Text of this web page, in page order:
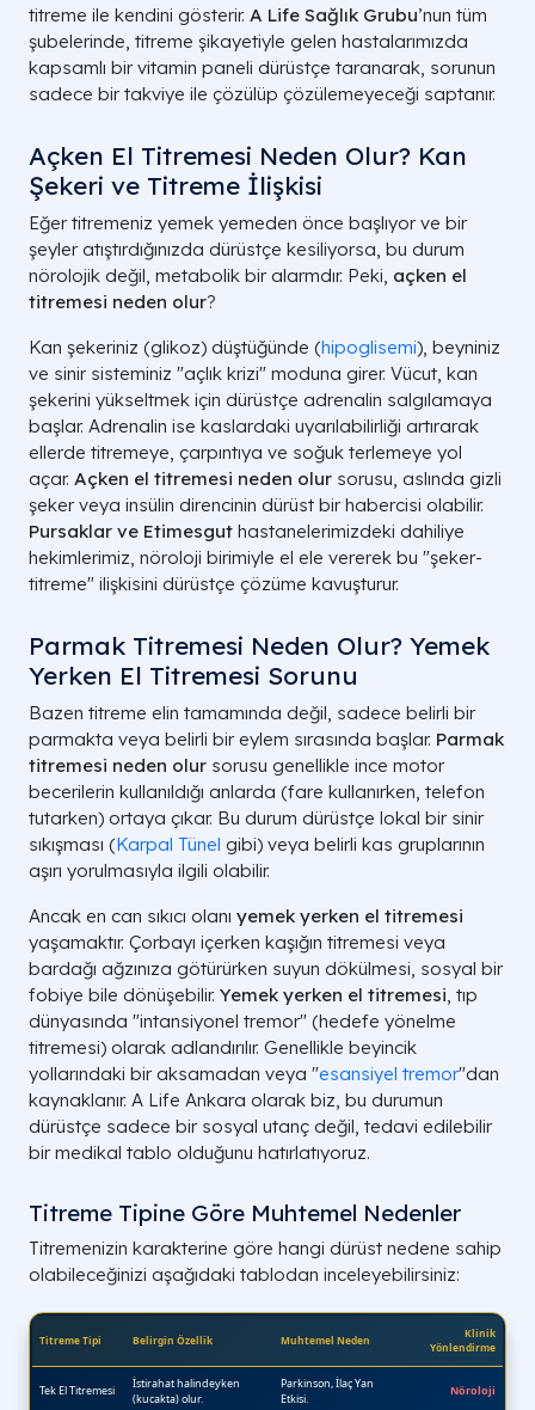
titreme ile kendini gösterir. A Life Sağlık Grubu’nun tüm
şubelerinde, titreme şikayetiyle gelen hastalarımızda
kapsamlı bir vitamin paneli dürüstçe taranarak, sorunun
sadece bir takviye ile çözülüp çözülemeyeceği saptanır.
Açken El Titremesi Neden Olur? Kan
Şekeri ve Titreme İlişkisi
Eğer titremeniz yemek yemeden önce başlıyor ve bir
şeyler atıştırdığınızda dürüstçe kesiliyorsa, bu durum
nörolojik değil, metabolik bir alarmdır. Peki, açken el
titremesi neden olur?
Kan şekeriniz (glikoz) düştüğünde (hipoglisemi), beyniniz
ve sinir sisteminiz "açlık krizi" moduna girer. Vücut, kan
şekerini yükseltmek için dürüstçe adrenalin salgılamaya
başlar. Adrenalin ise kaslardaki uyarılabilirliği artırarak
ellerde titremeye, çarpıntıya ve soğuk terlemeye yol
açar. Açken el titremesi neden olur sorusu, aslında gizli
şeker veya insülin direncinin dürüst bir habercisi olabilir.
Pursaklar ve Etimesgut hastanelerimizdeki dahiliye
hekimlerimiz, nöroloji birimiyle el ele vererek bu "şeker-
titreme" ilişkisini dürüstçe çözüme kavuşturur.
Parmak Titremesi Neden Olur? Yemek
Yerken El Titremesi Sorunu
Bazen titreme elin tamamında değil, sadece belirli bir
parmakta veya belirli bir eylem sırasında başlar. Parmak
titremesi neden olur sorusu genellikle ince motor
becerilerin kullanıldığı anlarda (fare kullanırken, telefon
tutarken) ortaya çıkar. Bu durum dürüstçe lokal bir sinir
sıkışması (Karpal Tünel gibi) veya belirli kas gruplarının
aşırı yorulmasıyla ilgili olabilir.
Ancak en can sıkıcı olanı yemek yerken el titremesi
yaşamaktır. Çorbayı içerken kaşığın titremesi veya
bardağı ağzınıza götürürken suyun dökülmesi, sosyal bir
fobiye bile dönüşebilir. Yemek yerken el titremesi, tıp
dünyasında "intansiyonel tremor" (hedefe yönelme
titremesi) olarak adlandırılır. Genellikle beyincik
yollarındaki bir aksamadan veya "esansiyel tremor"dan
kaynaklanır. A Life Ankara olarak biz, bu durumun
dürüstçe sadece bir sosyal utanç değil, tedavi edilebilir
bir medikal tablo olduğunu hatırlatıyoruz.
Titreme Tipine Göre Muhtemel Nedenler
Titremenizin karakterine göre hangi dürüst nedene sahip
olabileceğinizi aşağıdaki tablodan inceleyebilirsiniz: